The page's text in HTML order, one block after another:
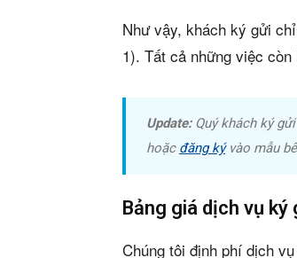
Như vậy, khách ký gửi
1). Tất cả những việc
Update:Quý khách ký
hoặc đăng kývào mẫu
Bảng giá dịch vụ
Chúng tôi định phí dịch